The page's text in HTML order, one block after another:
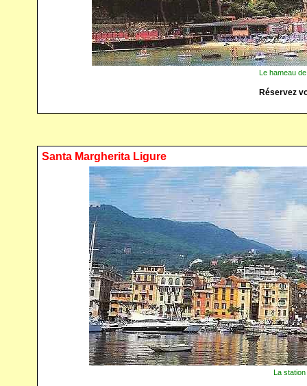
Le hameau
Réservez
Santa Margherita Ligure
La